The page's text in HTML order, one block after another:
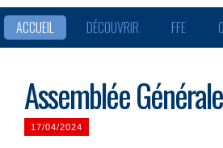
ACCUEIL DÉCOUVRIR FFE
Assemblée
17/04/2024